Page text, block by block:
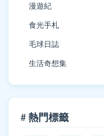
漫遊紀
食光手札
毛球日誌
生活奇想集
# 熱門標籤